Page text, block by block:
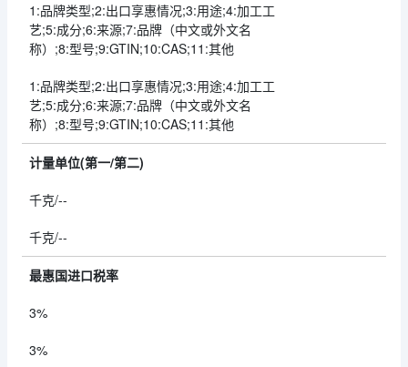
1:品牌类型;2:出口享惠情况;3:用途;4:加工工
艺;5:成分;6:来源;7:品牌（中文或外文名
称）;8:型号;9:GTIN;10:CAS;11:其他
1:品牌类型;2:出口享惠情况;3:用途;4:加工工
艺;5:成分;6:来源;7:品牌（中文或外文名
称）;8:型号;9:GTIN;10:CAS;11:其他
计量单位(第一/第二)
千克/--
千克/--
最惠国进口税率
3%
3%